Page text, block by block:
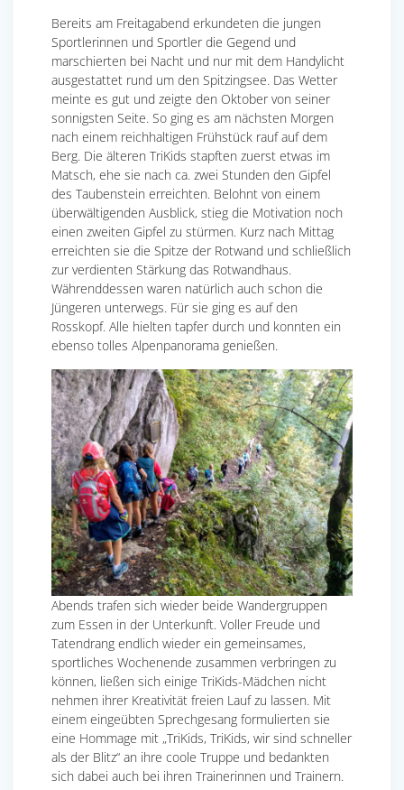
Bereits am Freitagabend erkundeten die jungen
Sportlerinnen und Sportler die Gegend und
marschierten bei Nacht und nur mit dem Handylicht
ausgestattet rund um den Spitzingsee. Das Wetter
meinte es gut und zeigte den Oktober von seiner
sonnigsten Seite. So ging es am nächsten Morgen
nach einem reichhaltigen Frühstück rauf auf dem
Berg. Die älteren TriKids stapften zuerst etwas im
Matsch, ehe sie nach ca. zwei Stunden den Gipfel
des Taubenstein erreichten. Belohnt von einem
überwältigenden Ausblick, stieg die Motivation noch
einen zweiten Gipfel zu stürmen. Kurz nach Mittag
erreichten sie die Spitze der Rotwand und schließlich
zur verdienten Stärkung das Rotwandhaus.
Währenddessen waren natürlich auch schon die
Jüngeren unterwegs. Für sie ging es auf den
Rosskopf. Alle hielten tapfer durch und konnten ein
ebenso tolles Alpenpanorama genießen.
Abends trafen sich wieder beide Wandergruppen
zum Essen in der Unterkunft. Voller Freude und
Tatendrang endlich wieder ein gemeinsames,
sportliches Wochenende zusammen verbringen zu
können, ließen sich einige TriKids-Mädchen nicht
nehmen ihrer Kreativität freien Lauf zu lassen. Mit
einem eingeübten Sprechgesang formulierten sie
eine Hommage mit „TriKids, TriKids, wir sind schneller
als der Blitz“ an ihre coole Truppe und bedankten
sich dabei auch bei ihren Trainerinnen und Trainern.